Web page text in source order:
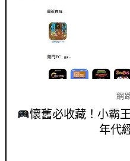
網
懷舊必收藏！小霸
年代